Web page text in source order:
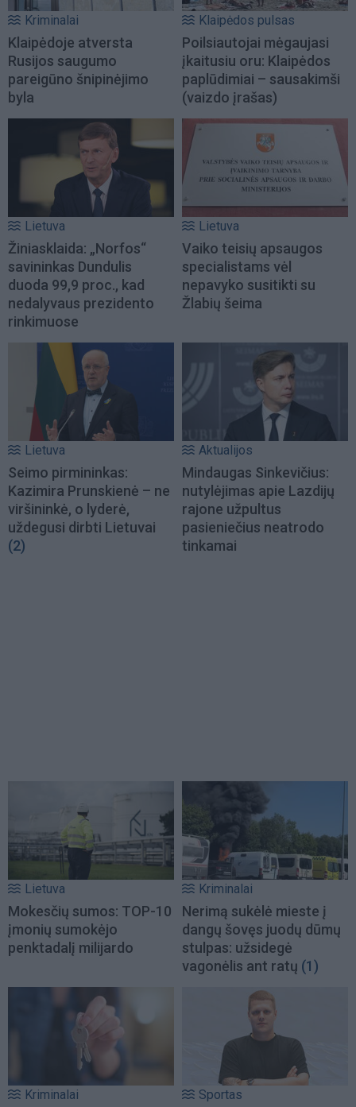
Kriminalai
Klaipėdoje atversta
Rusijos saugumo
pareigūno šnipinėjimo
byla
Klaipėdos pulsas
Poilsiautojai mėgaujasi
įkaitusiu oru: Klaipėdos
paplūdimiai – sausakimši
(vaizdo įrašas)
Lietuva
Žiniasklaida: „Norfos“
savininkas Dundulis
duoda 99,9 proc., kad
nedalyvaus prezidento
rinkimuose
Lietuva
Vaiko teisių apsaugos
specialistams vėl
nepavyko susitikti su
Žlabių šeima
Lietuva
Seimo pirmininkas:
Kazimira Prunskienė – ne
viršininkė, o lyderė,
uždegusi dirbti Lietuvai
(2)
Aktualijos
Mindaugas Sinkevičius:
nutylėjimas apie Lazdijų
rajone užpultus
pasieniečius neatrodo
tinkamai
Lietuva
Mokesčių sumos: TOP-10
įmonių sumokėjo
penktadalį milijardo
Kriminalai
Nerimą sukėlė mieste į
dangų šovęs juodų dūmų
stulpas: užsidegė
vagonėlis ant ratų (1)
Kriminalai Sportas